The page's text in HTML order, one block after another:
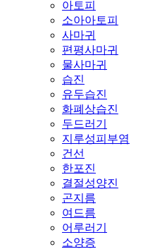
아토피
소아아토피
사마귀
편평사마귀
물사마귀
습진
유두습진
화폐상습진
두드러기
지루성피부염
건선
한포진
결절성양진
곤지름
여드름
어루러기
소양증